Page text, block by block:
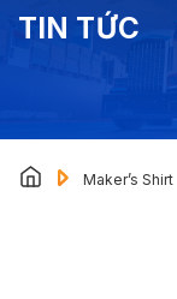
TIN TỨC
Maker’s Shirt